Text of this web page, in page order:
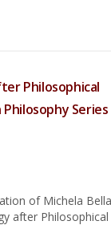
Philosophical
Series
of Michela
after